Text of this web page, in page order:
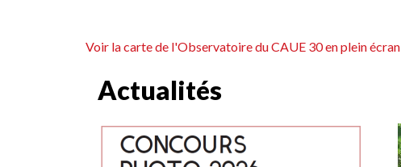
Voir la carte de l'Observatoire du CAUE 30 en plein écran
Actualités
<